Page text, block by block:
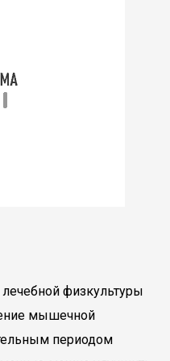
физкультуры
мышечной
периодом